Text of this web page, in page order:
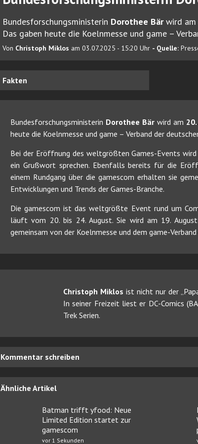
Bundesforschungsministerin Dorothee Bärwird am
Das gaben heute die Koelnmesse und game –
Von Christoph Miklos am 03.07.2025 - 15:20 Uhr - Quelle:
Fakten
Bundesforschungsministerin Dorothee Bärwird am
heute die Koelnmesse und game – Verband der
Bei der Eröffnung des weltgrößten Games-Events
ein Grußwort sprechen. Ebenfalls bereits für die
einem Rundgang über die gamescom erhalten sie
Entwicklungen und Trends der Games-Branche.
Die gamescom ist das weltgrößte Event rund um
läuft vom 20. bis 24. August. Sie wird am 19.
gemeinsam von der Koelnmesse und dem game-
Christoph Miklos ist nicht nur der
In seiner Freizeit liest er DC-Comics
Trek Serien.
Kommentar schreiben
Ähnliche Artikel
Batman trifft yfood: Neue
Limited Edition startet zur
gamescom
vor 1 Sekunden